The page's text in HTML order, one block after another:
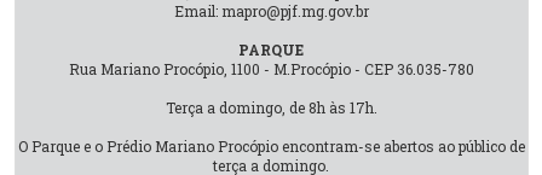
Email: mapro@pjf.mg.gov.br
PARQUE
Rua Mariano Procópio, 1100 - M.Procópio - CEP 36.035-780
Terça a domingo, de 8h às 17h.
O Parque e o Prédio Mariano Procópio encontram-se abertos ao público de
terça a domingo.